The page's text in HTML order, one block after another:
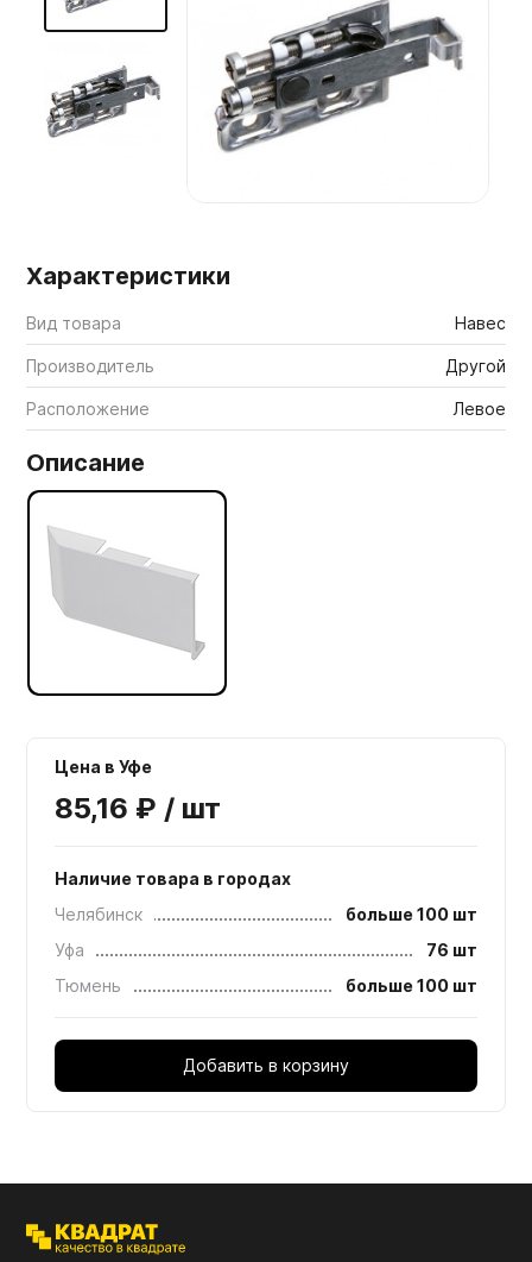
Мебельные образцы, каталоги
Характеристики
Вид товара Навес
Производитель Другой
Расположение Левое
Описание
Цена в Уфе
85,16 ₽ / шт
Наличие товара в городах
Челябинск
больше 100 шт
Уфа
76 шт
Тюмень
больше 100 шт
Добавить в корзину